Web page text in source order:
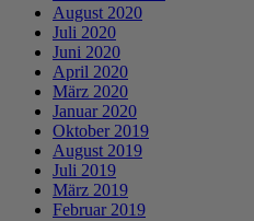
August 2020
Juli 2020
Juni 2020
April 2020
März 2020
Januar 2020
Oktober 2019
August 2019
Juli 2019
März 2019
Februar 2019